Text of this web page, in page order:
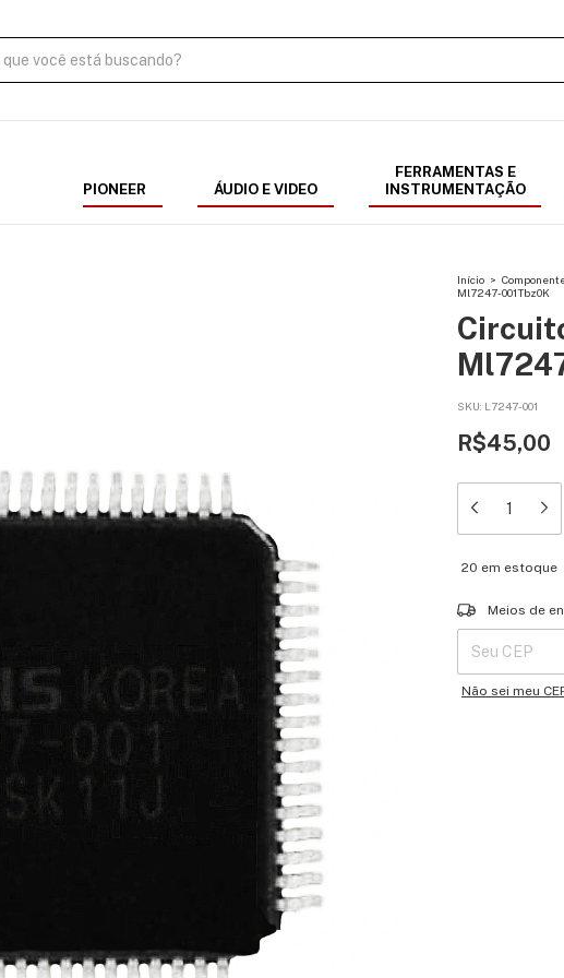
PIONEER
ÁUDIO E VIDEO
FERRAMENTAS E
INSTRUMENTAÇÃO
Início >
Ml7247-001Tbz0K
SKU: L7247-001
R$45,00
20 em estoque
Entregas para o
Meios de
Não sei meu